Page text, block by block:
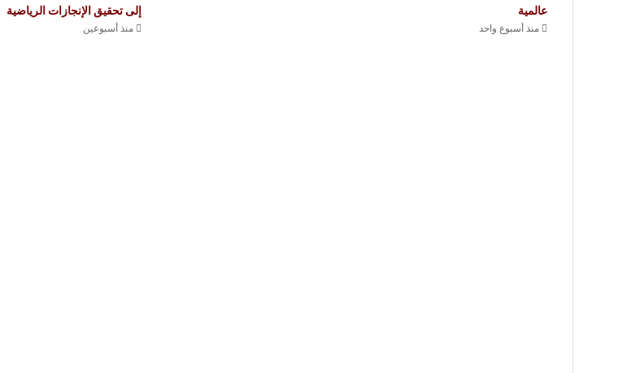
عالمية
منذ أسبوع واحد
إلى تحقيق الإنجازات الرياضية
منذ أسبوعين